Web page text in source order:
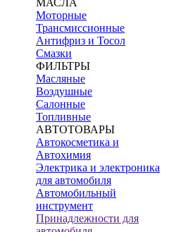
Моторные
Трансмиссионные
Антифриз и Тосол
Смазки
ФИЛЬТРЫ
Масляные
Воздушные
Салонные
Топливные
АВТОТОВАРЫ
Автокосметика и
Автохимия
Электрика и электроника
для автомобиля
Автомобильный
инструмент
Принадлежности для